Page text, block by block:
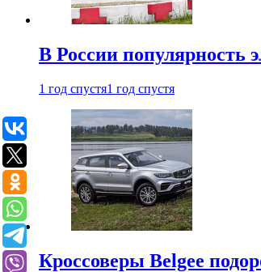
В России популярность
1 год спустя1 год спустя
Кроссоверы Belgee